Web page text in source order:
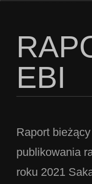
EBI
Raport
publikowania
roku 2021